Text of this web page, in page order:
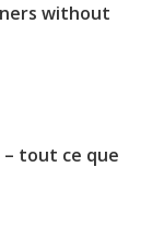
without
– tout ce que